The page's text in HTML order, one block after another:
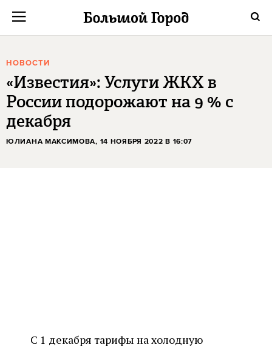
НОВОСТИ
«Известия»: Услуги ЖКХ в
России подорожают на 9 % с
декабря
ЮЛИАНА МАКСИМОВА, 14 НОЯБРЯ 2022 В 16:07
С 1 декабря тарифы на холодную